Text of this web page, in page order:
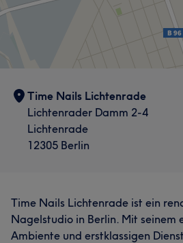
Time Nails Lichtenrade
Lichtenrader Damm 2-4
Lichtenrade
12305 Berlin
Time Nails Lichtenrade ist ein
Nagelstudio in Berlin. Mit seinem
Ambiente und erstklassigen